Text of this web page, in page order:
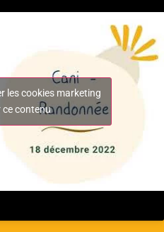
les cookies marketing
ce contenu